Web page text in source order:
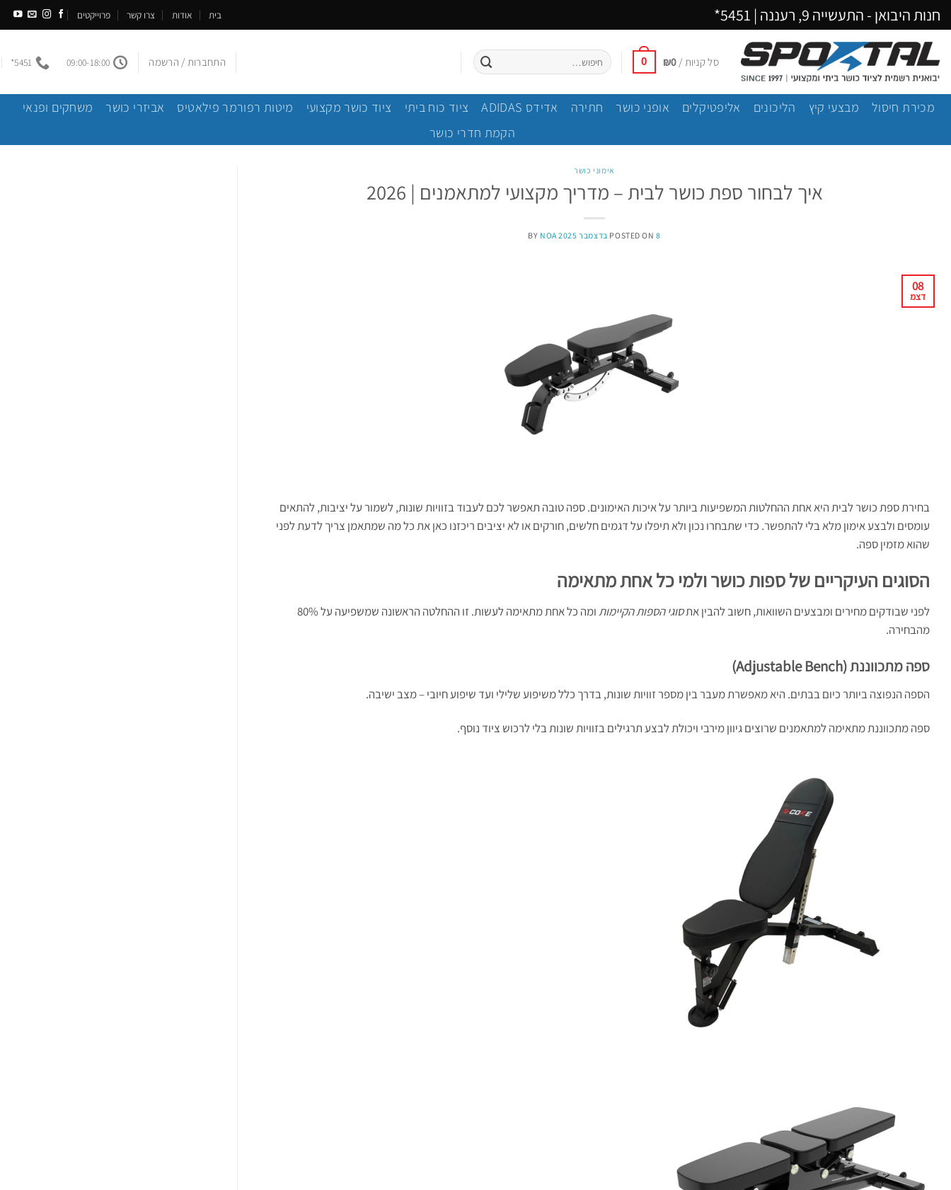
Skip
to
content
חנות היבואן - התעשייה 9, רעננה | 5451* בית אודות צרו קשר פרוייקטים
סל קניות / ₪0
0
חיפוש
עבור:
התחברות / הרשמה 09:00-18:00
5451*
מכירת חיסול מבצעי קיץ הליכונים אליפטיקלים אופני כושר חתירה אדידס ADIDAS ציוד כוח ביתי ציוד כושר מקצועי מיטות רפורמר פילאטיס אביזרי כושר
משחקים ופנאי
הקמת חדרי כושר
אימוני כושר
איך לבחור ספת כושר לבית – מדריך מקצועי למתאמנים | 2026
POSTED ON8 בדצמבר 2025 BY NOA
08
דצמ
בחירת ספת כושר לבית היא אחת ההחלטות המשפיעות ביותר על איכות האימונים. ספה טובה תאפשר לכם לעבוד בזוויות שונות, לשמור על יציבות, להתאים
עומסים ולבצע אימון מלא בלי להתפשר. כדי שתבחרו נכון ולא תיפלו על דגמים חלשים, חורקים או לא יציבים ריכזנו כאן את כל מה שמתאמן צריך לדעת לפני
שהוא מזמין ספה.
הסוגים העיקריים של ספות כושר ולמי כל אחת מתאימה
לפני שבודקים מחירים ומבצעים השוואות, חשוב להבין אתסוגי הספות הקיימות
ומה כל אחת מתאימה לעשות. זו ההחלטה הראשונה שמשפיעה על 80%
מהבחירה.
ספה מתכווננת(Adjustable Bench)
הספה הנפוצה ביותר כיום בבתים. היא מאפשרת מעבר בין מספר זוויות שונות, בדרך כלל משיפוע שלילי ועד שיפוע חיובי – מצב ישיבה.
ספה מתכווננת מתאימה למתאמנים שרוצים גיוון מירבי ויכולת לבצע תרגילים בזוויות שונות בלי לרכוש ציוד נוסף.